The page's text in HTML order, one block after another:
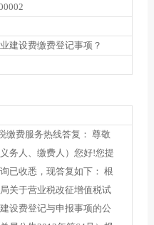
建设费缴费登记事项？
缴费服务热线答复： 尊敬
务人、缴费人）您好!您提
已收悉，现答复如下： 根
关于营业税改征增值税试
设费登记与申报事项的公